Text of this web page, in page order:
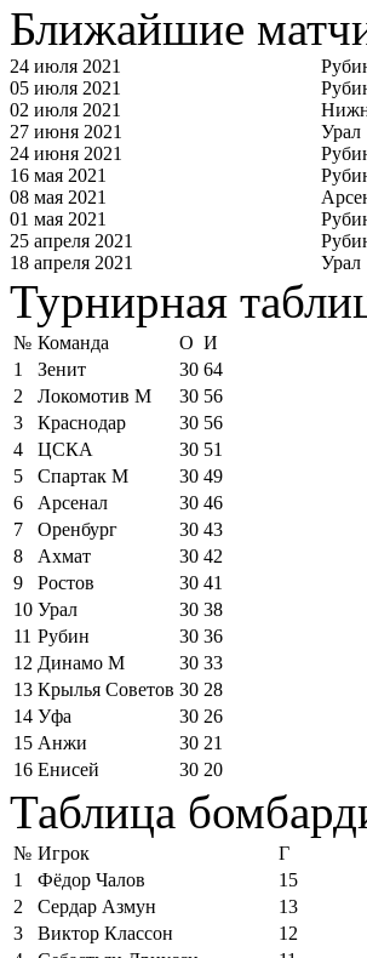
Ближайшие
24 июля 2021
05 июля 2021
02 июля 2021
27 июня 2021
Урал
24 июня 2021
16 мая 2021
08 мая 2021
01 мая 2021
25 апреля 2021
18 апреля 2021
Урал
Турнирная
№ Команда О И
1
Зенит 30 64
2
Локомотив М 30 56
3
Краснодар 30 56
4
ЦСКА 30 51
5
Спартак М 30 49
6
Арсенал 30 46
7
Оренбург 30 43
8
Ахмат 30 42
9
Ростов 30 41
10 Урал 30 38
11 Рубин 30 36
12 Динамо М 30 33
13 Крылья Советов 30 28
14 Уфа 30 26
15 Анжи 30 21
16 Енисей 30 20
Таблица
№ Игрок
Г
1
Фёдор Чалов
15
2
Сердар Азмун
13
3
Виктор Классон
12